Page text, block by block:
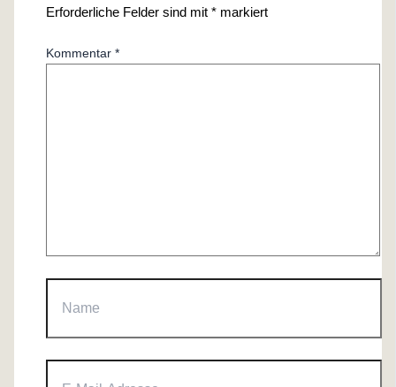
Erforderliche Felder sind mit* markiert
Kommentar*